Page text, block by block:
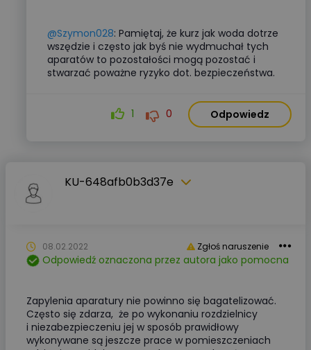
@Szymon028: Pamiętaj, że kurz jak woda dotrze
wszędzie i często jak byś nie wydmuchał tych
aparatów to pozostałości mogą pozostać i
stwarzać poważne ryzyko dot. bezpieczeństwa.
1 0 Odpowiedz
KU-648afb0b3d37e
Zgłoś naruszenie
08.02.2022
Odpowiedź oznaczona przez autora jako pomocna
Zapylenia aparatury nie powinno się bagatelizować.
Często się zdarza, że po wykonaniu rozdzielnicy
i niezabezpieczeniu jej w sposób prawidłowy
wykonywane są jeszcze prace w pomieszczeniach